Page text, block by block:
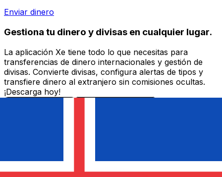
Enviar dinero
Gestiona tu dinero y divisas en cualquier lugar.
La aplicación Xe tiene todo lo que necesitas para
transferencias de dinero internacionales y gestión de
divisas. Convierte divisas, configura alertas de tipos y
transfiere dinero al extranjero sin comisiones ocultas.
¡Descarga hoy!